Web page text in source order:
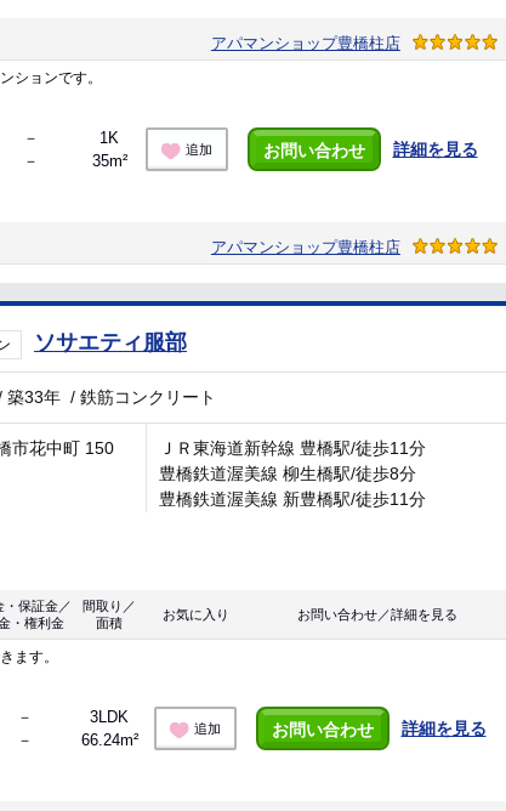
アパマンショップ豊橋柱店
ションです。
－
－
1K
35m²
追加 お問い合わせ 詳細を見る
アパマンショップ豊橋柱店
ソサエティ服部
築33年 /鉄筋コンクリート
市花中町 150
ＪＲ東海道新幹線 豊橋駅/徒歩11分
豊橋鉄道渥美線 柳生橋駅/徒歩8分
豊橋鉄道渥美線 新豊橋駅/徒歩11分
・保証金／
・権利金
間取り／
面積
お気に入り お問い合わせ／詳細を見る
ます。
－
－
3LDK
66.24m²
追加 お問い合わせ 詳細を見る